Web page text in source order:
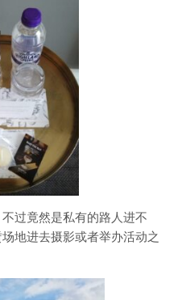
过竟然是私有的路人进不
地进去摄影或者举办活动之